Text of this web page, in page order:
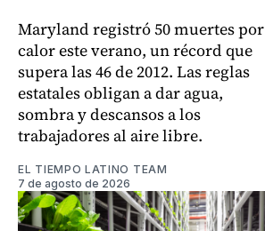
Maryland registró 50 muertes por
calor este verano, un récord que
supera las 46 de 2012. Las reglas
estatales obligan a dar agua,
sombra y descansos a los
trabajadores al aire libre.
EL TIEMPO LATINO TEAM
7 de agosto de 2026